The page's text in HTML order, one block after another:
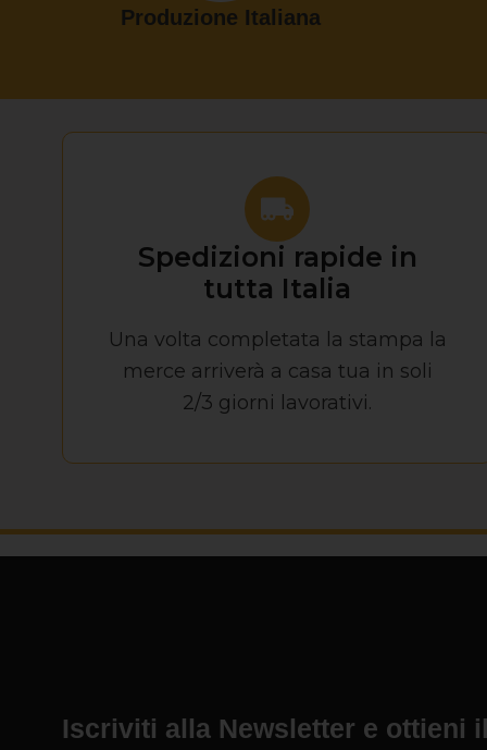
Produzione Italiana
Spedizioni rapide in
tutta Italia
Una volta completata la stampa la
merce arriverà a casa tua in soli
2/3 giorni lavorativi.
Iscriviti alla Newsletter e ottieni